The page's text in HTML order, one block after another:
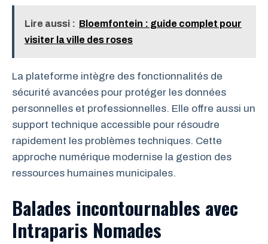
Lire aussi : Bloemfontein : guide complet pour
visiter la ville des roses
La plateforme intègre des fonctionnalités de
sécurité avancées pour protéger les données
personnelles et professionnelles. Elle offre aussi un
support technique accessible pour résoudre
rapidement les problèmes techniques. Cette
approche numérique modernise la gestion des
ressources humaines municipales.
Balades incontournables avec
Intraparis Nomades